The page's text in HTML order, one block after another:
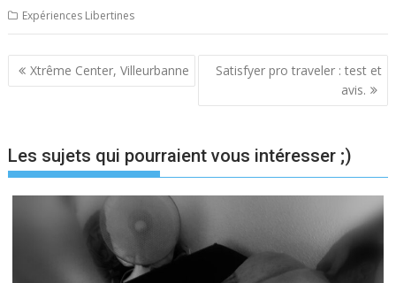
Expériences Libertines
Navigation
de
Xtrême Center, Villeurbanne
Satisfyer pro traveler : test et
avis.
Les sujets qui pourraient vous intéresser ;)